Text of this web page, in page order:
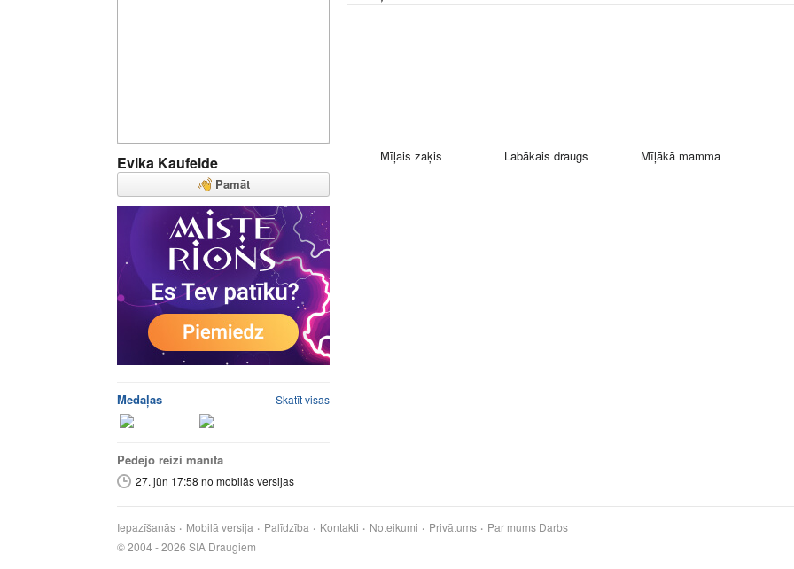
Evika Kaufelde
Pamāt
Medaļas Skatīt visas
Pēdējo reizi manīta
27. jūn 17:58 no mobilās versijas
Mīļais zaķis Labākais draugs Mīļākā mamma
Iepazīšanās Mobilā versija Palīdzība Kontakti Noteikumi Privātums Par mums Darbs
© 2004 - 2026 SIA Draugiem